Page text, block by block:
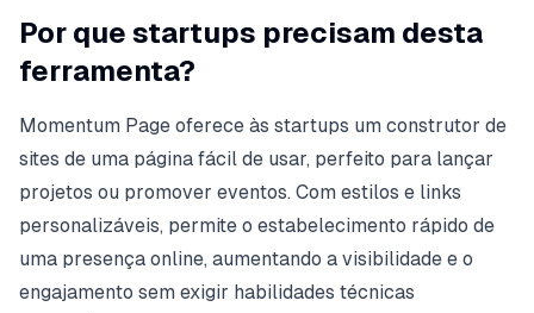
Por que startups precisam desta
ferramenta?
Momentum Page oferece às startups um construtor de
sites de uma página fácil de usar, perfeito para lançar
projetos ou promover eventos. Com estilos e links
personalizáveis, permite o estabelecimento rápido de
uma presença online, aumentando a visibilidade e o
engajamento sem exigir habilidades técnicas